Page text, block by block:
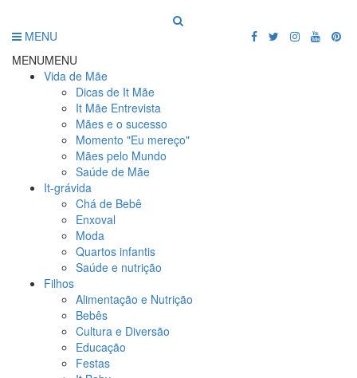
MENU
MENUMENU
Vida de Mãe
Dicas de It Mãe
It Mãe Entrevista
Mães e o sucesso
Momento "Eu mereço"
Mães pelo Mundo
Saúde de Mãe
It-grávida
Chá de Bebê
Enxoval
Moda
Quartos infantis
Saúde e nutrição
Filhos
Alimentação e Nutrição
Bebês
Cultura e Diversão
Educação
Festas